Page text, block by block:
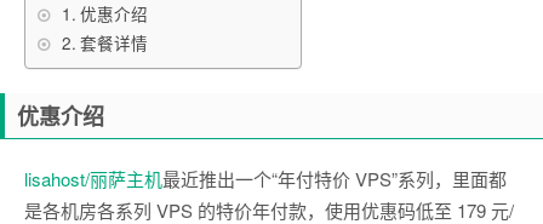
优惠介绍
套餐详情
优惠介绍
lisahost/丽萨主机最近推出一个“年付特价 VPS”系列，里面都
是各机房各系列 VPS 的特价年付款，使用优惠码低至 179 元/